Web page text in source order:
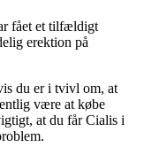
fået et tilfældigt
erektion på
du er i tvivl om, at
være at købe
at du får Cialis i